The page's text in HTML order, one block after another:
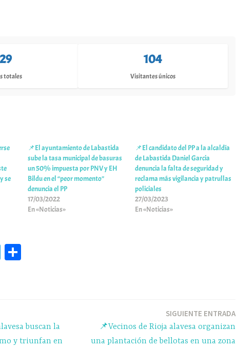
totales
104
Visitantes únicos
se
📌El ayuntamiento de Labastida
sube la tasa municipal de basuras
un 50% impuesta por PNV y EH
Bildu en el “peor momento”
denuncia el PP
17/03/2022
En «Noticias»
📌El candidato del PP a la alcaldía
de Labastida Daniel Garcia
denuncia la falta de seguridad y
reclama más vigilancia y patrullas
policiales
27/03/2023
En «Noticias»
Te
m rti
rbuscan la
y triunfan en
SIGUIENTE ENTRADA
📌Vecinos de Rioja alavesa organizan
una plantación de bellotas en una zona